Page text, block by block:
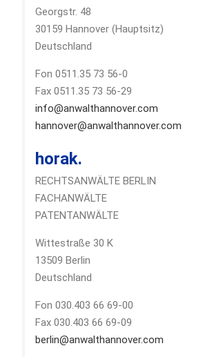
Georgstr. 48
30159 Hannover (Hauptsitz)
Deutschland
Fon 0511.35 73 56-0
Fax 0511.35 73 56-29
info@anwalthannover.com
hannover@anwalthannover.com
horak.
RECHTSANWÄLTE BERLIN
FACHANWÄLTE
PATENTANWÄLTE
Wittestraße 30 K
13509 Berlin
Deutschland
Fon 030.403 66 69-00
Fax 030.403 66 69-09
berlin@anwalthannover.com